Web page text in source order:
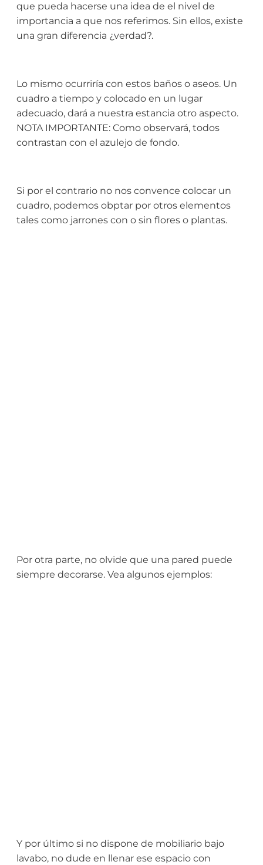
que pueda hacerse una idea de el nivel de
importancia a que nos referimos. Sin ellos, existe
una gran diferencia ¿verdad?.
Lo mismo ocurriría con estos baños o aseos. Un
cuadro a tiempo y colocado en un lugar
adecuado, dará a nuestra estancia otro aspecto.
NOTA IMPORTANTE: Como observará, todos
contrastan con el azulejo de fondo.
Si por el contrario no nos convence colocar un
cuadro, podemos obptar por otros elementos
tales como jarrones con o sin flores o plantas.
Por otra parte, no olvide que una pared puede
siempre decorarse. Vea algunos ejemplos:
Y por último si no dispone de mobiliario bajo
lavabo, no dude en llenar ese espacio con